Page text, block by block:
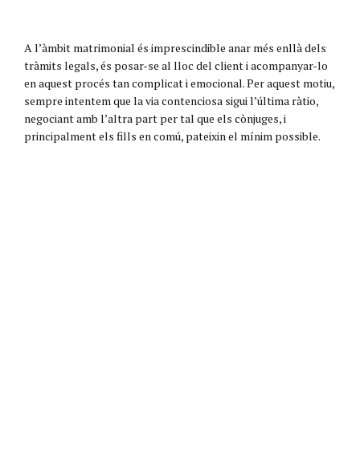
A l’àmbit matrimonial és imprescindible anar més enllà dels
tràmits legals, és posar-se al lloc del client i acompanyar-lo
en aquest procés tan complicat i emocional. Per aquest motiu,
sempre intentem que la via contenciosa sigui l’última ràtio,
negociant amb l’altra part per tal que els cònjuges, i
principalment els fills en comú, pateixin el mínim possible.